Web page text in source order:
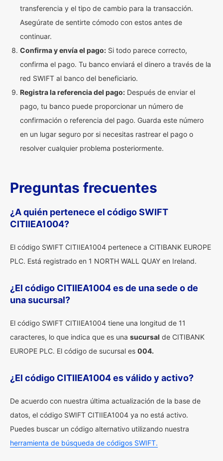
transferencia y el tipo de cambio para la transacción.
Asegúrate de sentirte cómodo con estos antes de
continuar.
Confirma y envía el pago: Si todo parece correcto,
confirma el pago. Tu banco enviará el dinero a través de la
red SWIFT al banco del beneficiario.
Registra la referencia del pago: Después de enviar el
pago, tu banco puede proporcionar un número de
confirmación o referencia del pago. Guarda este número
en un lugar seguro por si necesitas rastrear el pago o
resolver cualquier problema posteriormente.
Preguntas frecuentes
¿A quién pertenece el código SWIFT
CITIIEA1004?
El código SWIFT CITIIEA1004 pertenece a CITIBANK EUROPE
PLC. Está registrado en 1 NORTH WALL QUAY en Ireland.
¿El código CITIIEA1004 es de una sede o de
una sucursal?
El código SWIFT CITIIEA1004 tiene una longitud de 11
caracteres, lo que indica que es una sucursal de CITIBANK
EUROPE PLC. El código de sucursal es 004.
¿El código CITIIEA1004 es válido y activo?
De acuerdo con nuestra última actualización de la base de
datos, el código SWIFT CITIIEA1004 ya no está activo.
Puedes buscar un código alternativo utilizando nuestra
herramienta de búsqueda de códigos SWIFT.